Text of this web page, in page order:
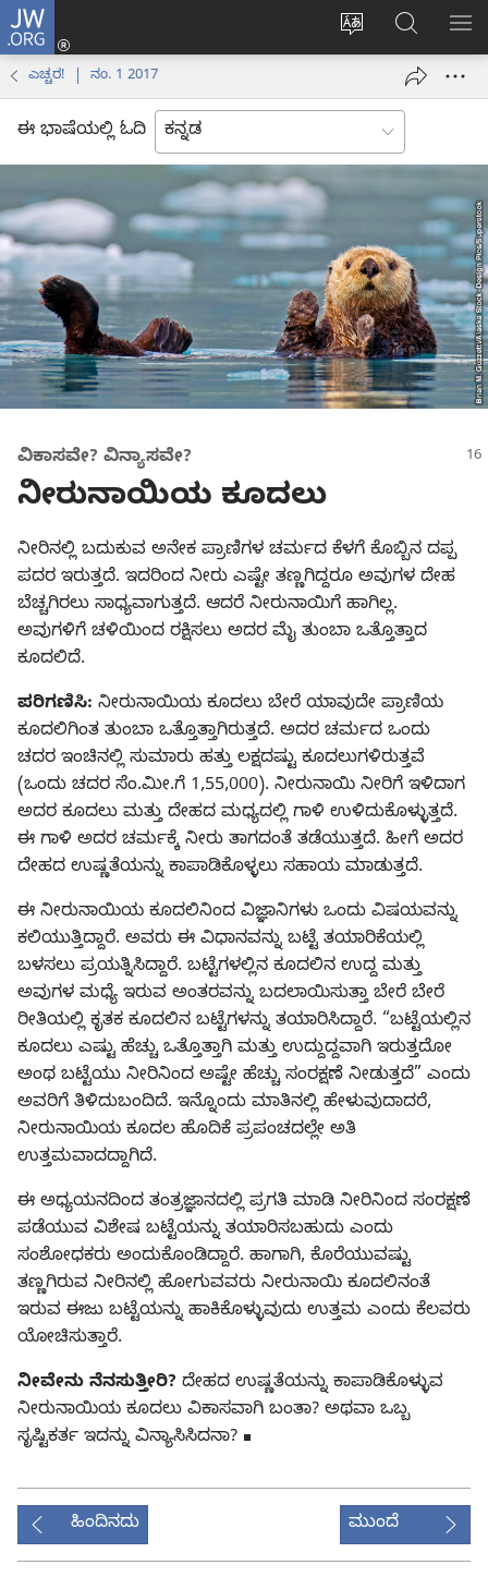
JW.ORG
ವೆಬ್‌ಸೈಟ್‌ನ
ಭಾಷೆಯನ್ನು
ಬದಲಿಸು
ಲಾಗ್
ಇನ್
new
ಹುಡುಕಿ
ಎಚ್ಚರ! | ನಂ. 1 2017
ಈ ಭಾಷೆಯಲ್ಲಿ ಓದಿ
ವಿಕಾಸವೇ? ವಿನ್ಯಾಸವೇ?
ನೀರುನಾಯಿಯ ಕೂದಲು
ನೀರಿನಲ್ಲಿ ಬದುಕುವ ಅನೇಕ ಪ್ರಾಣಿಗಳ ಚರ್ಮದ ಕೆಳಗೆ ಕೊಬ್ಬಿನ ದಪ್ಪ
ಪದರ ಇರುತ್ತದೆ. ಇದರಿಂದ ನೀರು ಎಷ್ಟೇ ತಣ್ಣಗಿದ್ದರೂ ಅವುಗಳ ದೇಹ
ಬೆಚ್ಚಗಿರಲು ಸಾಧ್ಯವಾಗುತ್ತದೆ. ಆದರೆ ನೀರುನಾಯಿಗೆ ಹಾಗಿಲ್ಲ.
ಅವುಗಳಿಗೆ ಚಳಿಯಿಂದ ರಕ್ಷಿಸಲು ಅದರ ಮೈ ತುಂಬಾ ಒತ್ತೊತ್ತಾದ
ಕೂದಲಿದೆ.
ಪರಿಗಣಿಸಿ: ನೀರುನಾಯಿಯ ಕೂದಲು ಬೇರೆ ಯಾವುದೇ ಪ್ರಾಣಿಯ
ಕೂದಲಿಗಿಂತ ತುಂಬಾ ಒತ್ತೊತ್ತಾಗಿರುತ್ತದೆ. ಅದರ ಚರ್ಮದ ಒಂದು
ಚದರ ಇಂಚಿನಲ್ಲಿ ಸುಮಾರು ಹತ್ತು ಲಕ್ಷದಷ್ಟು ಕೂದಲುಗಳಿರುತ್ತವೆ
(ಒಂದು ಚದರ ಸೆಂ.ಮೀ.ಗೆ 1,55,000). ನೀರುನಾಯಿ ನೀರಿಗೆ ಇಳಿದಾಗ
ಅದರ ಕೂದಲು ಮತ್ತು ದೇಹದ ಮಧ್ಯದಲ್ಲಿ ಗಾಳಿ ಉಳಿದುಕೊಳ್ಳುತ್ತದೆ.
ಈ ಗಾಳಿ ಅದರ ಚರ್ಮಕ್ಕೆ ನೀರು ತಾಗದಂತೆ ತಡೆಯುತ್ತದೆ. ಹೀಗೆ ಅದರ
ದೇಹದ ಉಷ್ಣತೆಯನ್ನು ಕಾಪಾಡಿಕೊಳ್ಳಲು ಸಹಾಯ ಮಾಡುತ್ತದೆ.
ಈ ನೀರುನಾಯಿಯ ಕೂದಲಿನಿಂದ ವಿಜ್ಞಾನಿಗಳು ಒಂದು ವಿಷಯವನ್ನು
ಕಲಿಯುತ್ತಿದ್ದಾರೆ. ಅವರು ಈ ವಿಧಾನವನ್ನು ಬಟ್ಟೆ ತಯಾರಿಕೆಯಲ್ಲಿ
ಬಳಸಲು ಪ್ರಯತ್ನಿಸಿದ್ದಾರೆ. ಬಟ್ಟೆಗಳಲ್ಲಿನ ಕೂದಲಿನ ಉದ್ದ ಮತ್ತು
ಅವುಗಳ ಮಧ್ಯೆ ಇರುವ ಅಂತರವನ್ನು ಬದಲಾಯಿಸುತ್ತಾ ಬೇರೆ ಬೇರೆ
ರೀತಿಯಲ್ಲಿ ಕೃತಕ ಕೂದಲಿನ ಬಟ್ಟೆಗಳನ್ನು ತಯಾರಿಸಿದ್ದಾರೆ. “ಬಟ್ಟೆಯಲ್ಲಿನ
ಕೂದಲು ಎಷ್ಟು ಹೆಚ್ಚು ಒತ್ತೊತ್ತಾಗಿ ಮತ್ತು ಉದ್ದುದ್ದವಾಗಿ ಇರುತ್ತದೋ
ಅಂಥ ಬಟ್ಟೆಯು ನೀರಿನಿಂದ ಅಷ್ಟೇ ಹೆಚ್ಚು ಸಂರಕ್ಷಣೆ ನೀಡುತ್ತದೆ” ಎಂದು
ಅವರಿಗೆ ತಿಳಿದುಬಂದಿದೆ. ಇನ್ನೊಂದು ಮಾತಿನಲ್ಲಿ ಹೇಳುವುದಾದರೆ,
ನೀರುನಾಯಿಯ ಕೂದಲ ಹೊದಿಕೆ ಪ್ರಪಂಚದಲ್ಲೇ ಅತಿ
ಉತ್ತಮವಾದದ್ದಾಗಿದೆ.
ಈ ಅಧ್ಯಯನದಿಂದ ತಂತ್ರಜ್ಞಾನದಲ್ಲಿ ಪ್ರಗತಿ ಮಾಡಿ ನೀರಿನಿಂದ ಸಂರಕ್ಷಣೆ
ಪಡೆಯುವ ವಿಶೇಷ ಬಟ್ಟೆಯನ್ನು ತಯಾರಿಸಬಹುದು ಎಂದು
ಸಂಶೋಧಕರು ಅಂದುಕೊಂಡಿದ್ದಾರೆ. ಹಾಗಾಗಿ, ಕೊರೆಯುವಷ್ಟು
ತಣ್ಣಗಿರುವ ನೀರಿನಲ್ಲಿ ಹೋಗುವವರು ನೀರುನಾಯಿ ಕೂದಲಿನಂತೆ
ಇರುವ ಈಜು ಬಟ್ಟೆಯನ್ನು ಹಾಕಿಕೊಳ್ಳುವುದು ಉತ್ತಮ ಎಂದು ಕೆಲವರು
ಯೋಚಿಸುತ್ತಾರೆ.
ನೀವೇನು ನೆನಸುತ್ತೀರಿ? ದೇಹದ ಉಷ್ಣತೆಯನ್ನು ಕಾಪಾಡಿಕೊಳ್ಳುವ
ನೀರುನಾಯಿಯ ಕೂದಲು ವಿಕಾಸವಾಗಿ ಬಂತಾ? ಅಥವಾ ಒಬ್ಬ
ಸೃಷ್ಟಿಕರ್ತ ಇದನ್ನು ವಿನ್ಯಾಸಿಸಿದನಾ? ◼
ಹಿಂದಿನದು ಮುಂದೆ